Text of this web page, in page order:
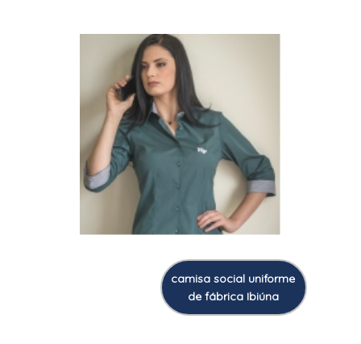
camisa social uniforme
de fábrica Ibiúna